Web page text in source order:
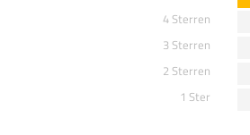
4 Sterren
3 Sterren
2 Sterren
1 Ster